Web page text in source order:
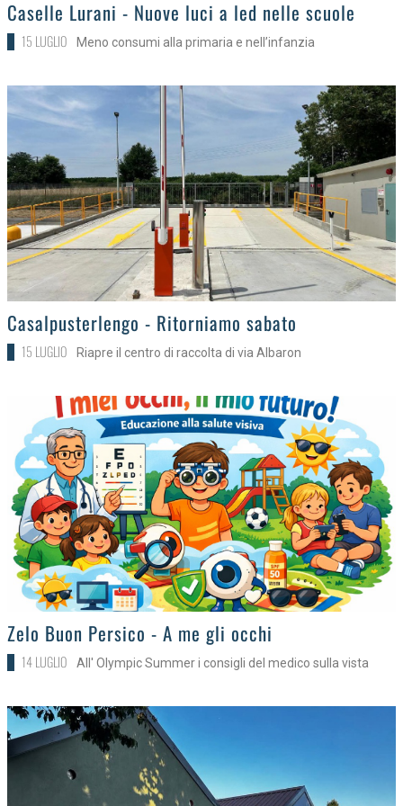
>
Caselle Lurani - Nuove luci a led nelle scuole
15 LUGLIO Meno consumi alla primaria e nell’infanzia
>
Casalpusterlengo - Ritorniamo sabato
15 LUGLIO Riapre il centro di raccolta di via Albaron
>
Zelo Buon Persico - A me gli occhi
14 LUGLIO All' Olympic Summer i consigli del medico sulla vista